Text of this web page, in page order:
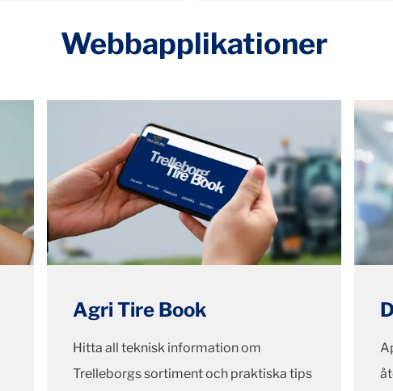
Webbapplikationer
Agri Tire Book
Hitta all teknisk information om
Trelleborgs sortiment och praktiska tips